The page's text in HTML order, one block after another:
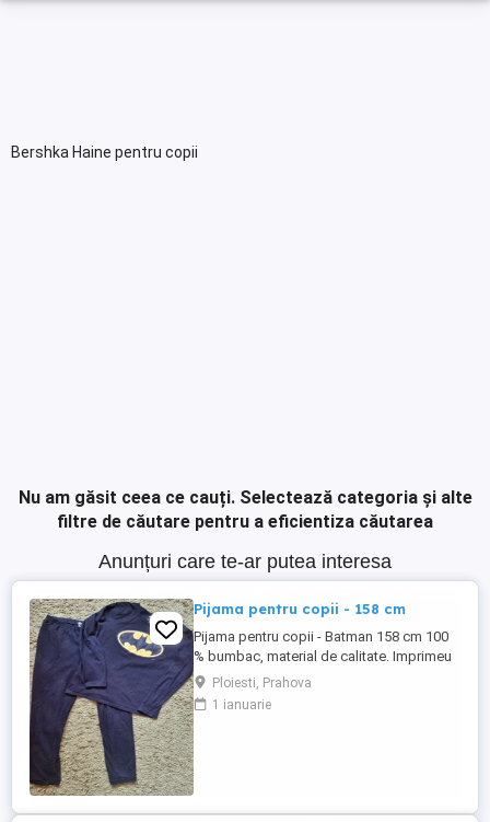
Bershka Haine pentru copii
Nu am găsit ceea ce cauți. Selectează categoria și alte
filtre de căutare pentru a eficientiza căutarea
Anunțuri care te-ar putea interesa
Pijama pentru copii - 158 cm
Pijama pentru copii - Batman 158 cm 100
% bumbac, material de calitate. Imprimeu
cu Batman pe bluza Pantaloni lungi cu
talie elastica Nu este noua, dar arata
foarte bine.
Ploiesti, Prahova
1 ianuarie